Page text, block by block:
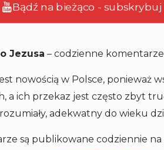
Bądź na bieżąco - subskrybuj
Jezusa – codzienne
nowością w Polsce, ponieważ
a ich przekaz jest często zbyt
adekwatny do wieku
są publikowane codziennie